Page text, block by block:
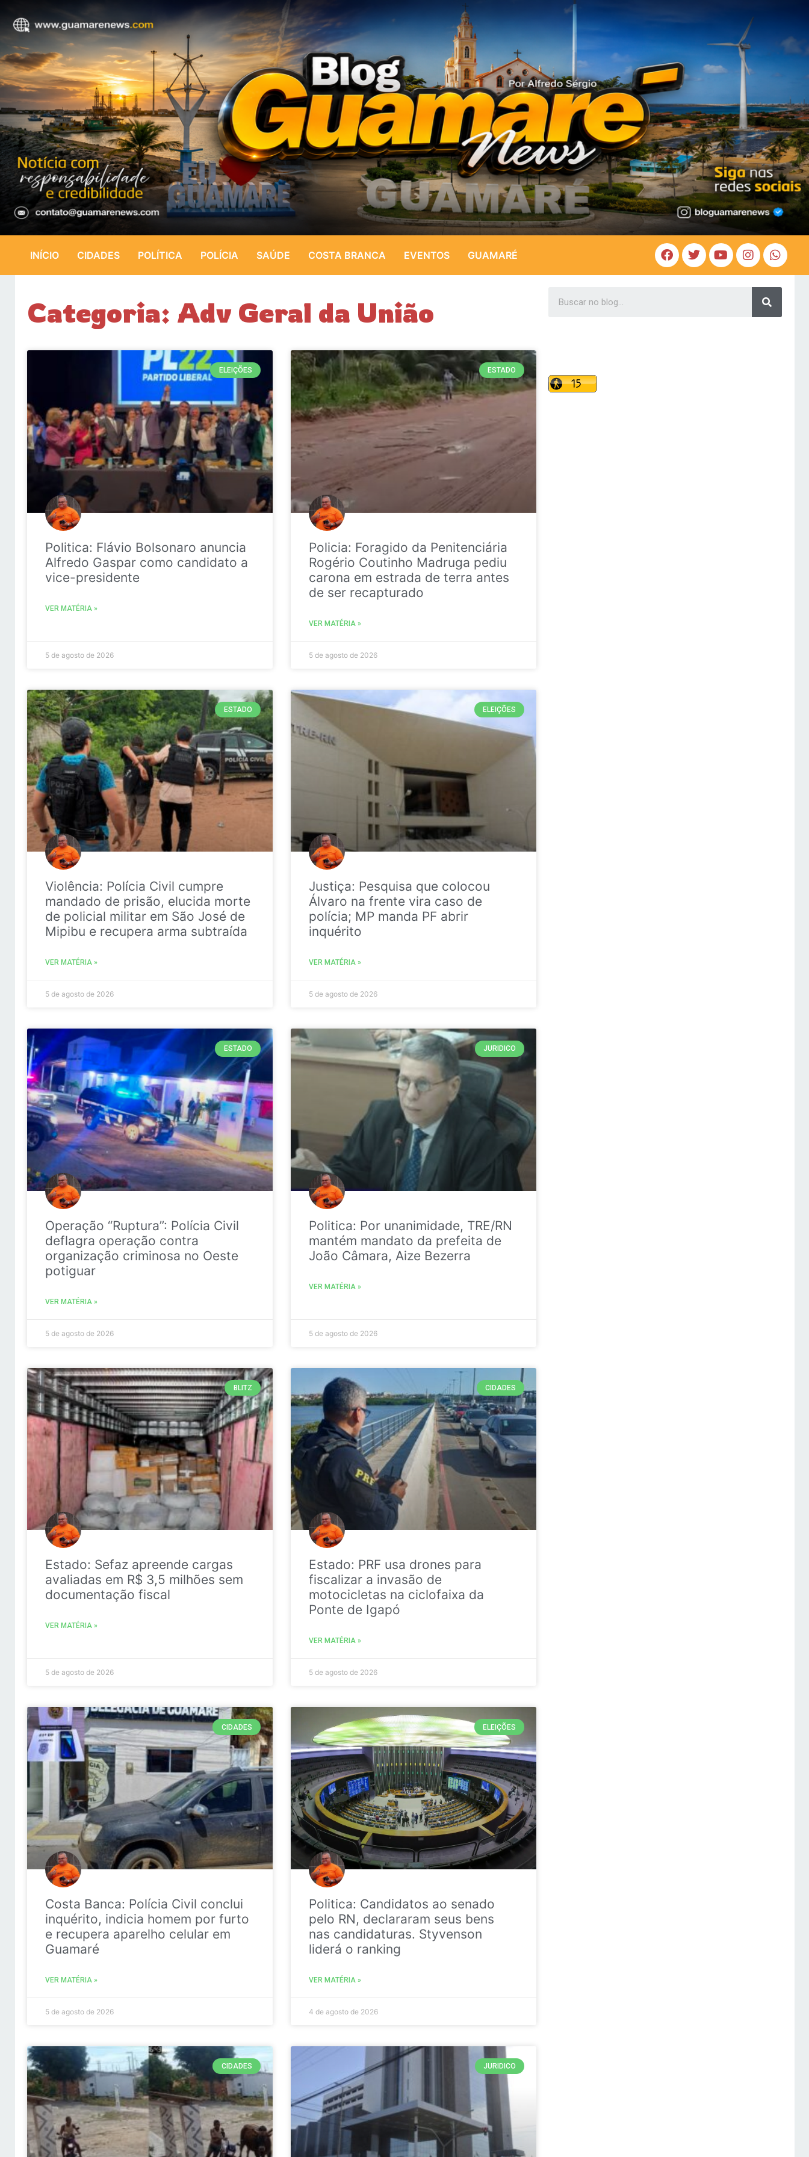
INÍCIO CIDADES POLÍTICA POLÍCIA SAÚDE COSTA BRANCA EVENTOS GUAMARÉ
Categoria: Adv Geral da União
ELEIÇÕES
Politica: Flávio Bolsonaro anuncia
Alfredo Gaspar como candidato a
vice-presidente
VER MATÉRIA »
5 de agosto de 2026
ESTADO
Policia: Foragido da Penitenciária
Rogério Coutinho Madruga pediu
carona em estrada de terra antes
de ser recapturado
VER MATÉRIA »
5 de agosto de 2026
ESTADO
Violência: Polícia Civil cumpre
mandado de prisão, elucida morte
de policial militar em São José de
Mipibu e recupera arma subtraída
VER MATÉRIA »
5 de agosto de 2026
ELEIÇÕES
Justiça: Pesquisa que colocou
Álvaro na frente vira caso de
polícia; MP manda PF abrir
inquérito
VER MATÉRIA »
5 de agosto de 2026
ESTADO
Operação “Ruptura”: Polícia Civil
deflagra operação contra
organização criminosa no Oeste
potiguar
VER MATÉRIA »
5 de agosto de 2026
JURIDICO
Politica: Por unanimidade, TRE/RN
mantém mandato da prefeita de
João Câmara, Aize Bezerra
VER MATÉRIA »
5 de agosto de 2026
BLITZ
Estado: Sefaz apreende cargas
avaliadas em R$ 3,5 milhões sem
documentação fiscal
VER MATÉRIA »
5 de agosto de 2026
CIDADES
Estado: PRF usa drones para
fiscalizar a invasão de
motocicletas na ciclofaixa da
Ponte de Igapó
VER MATÉRIA »
5 de agosto de 2026
CIDADES
Costa Banca: Polícia Civil conclui
inquérito, indicia homem por furto
e recupera aparelho celular em
Guamaré
VER MATÉRIA »
5 de agosto de 2026
ELEIÇÕES
Politica: Candidatos ao senado
pelo RN, declararam seus bens
nas candidaturas. Styvenson
liderá o ranking
VER MATÉRIA »
4 de agosto de 2026
CIDADES JURIDICO